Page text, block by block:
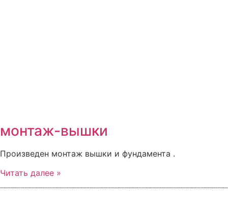
монтаж-вышки
Произведен монтаж вышки и фундамента .
Читать далее »